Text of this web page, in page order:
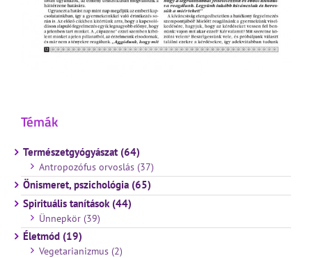
Témák
Természetgyógyászat (64)
Antropozófus orvoslás (37)
Önismeret, pszichológia (65)
Spirituális tanítások (44)
Ünnepkör (39)
Életmód (19)
Vegetarianizmus (2)